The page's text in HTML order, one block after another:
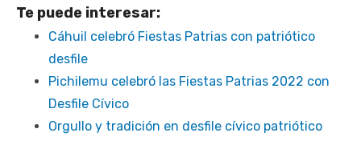
Te puede interesar:
Cáhuil celebró Fiestas Patrias con patriótico
desfile
Pichilemu celebró las Fiestas Patrias 2022 con
Desfile Cívico
Orgullo y tradición en desfile cívico patriótico